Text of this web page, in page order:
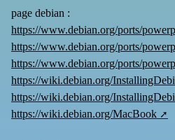
page debian :
https://www.debian.org/ports/
https://www.debian.org/ports/
https://www.debian.org/ports/
https://wiki.debian.org/
https://wiki.debian.org/
https://wiki.debian.org/MacBook